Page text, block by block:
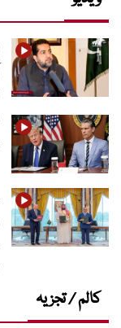
کالم / تجزیہ